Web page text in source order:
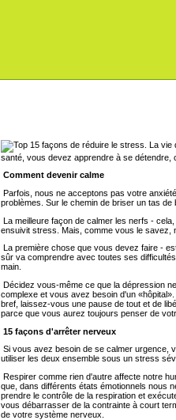
La vie
santé, vous devez apprendre à se détendre,
Comment devenir calme
Parfois, nous ne acceptons pas votre
problèmes. Sur le chemin de briser un tas
La meilleure façon de calmer les nerfs -
ensuivit stress. Mais, comme vous le savez,
La première chose que vous devez faire -
sûr va comprendre avec toutes ses
main.
Décidez vous-même ce que la dépression
complexe et vous avez besoin d'un
bref, laissez-vous une pause de tout et de
parce que vous aurez toujours penser de
15 façons d'arrêter nerveux
Si vous avez besoin de se calmer urgence,
utiliser les deux ensemble sous un stress
Respirer comme rien d'autre affecte notre
que, dans différents états émotionnels nous
prendre le contrôle de la respiration et
vous débarrasser de la contrainte à court
de votre système nerveux.